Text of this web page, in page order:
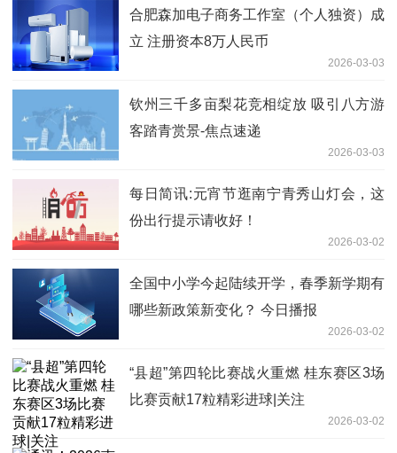
合肥森加电子商务工作室（个人独资）成
立 注册资本8万人民币
2026-03-03
钦州三千多亩梨花竞相绽放 吸引八方游
客踏青赏景-焦点速递
2026-03-03
每日简讯:元宵节逛南宁青秀山灯会，这
份出行提示请收好！
2026-03-02
全国中小学今起陆续开学，春季新学期有
哪些新政策新变化？ 今日播报
2026-03-02
“县超”第四轮比赛战火重燃 桂东赛区3场
比赛贡献17粒精彩进球|关注
2026-03-02